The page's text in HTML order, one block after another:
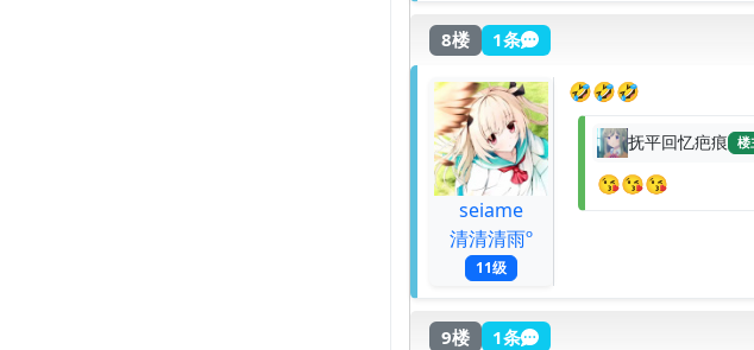
8楼 1条
seiame
清清清雨º
11级
🤣🤣🤣
抚平回忆疤痕 楼
😘😘😘
9楼 1条